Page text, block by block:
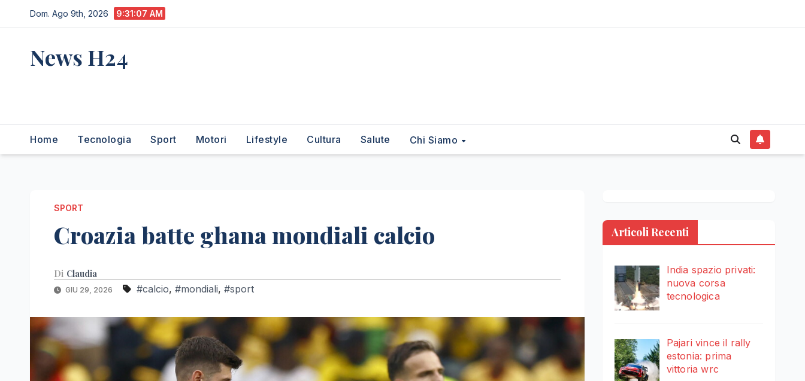
al
Dom. Ago 9th, 2026 9:31:08 AM
News H24
Home Tecnologia Sport Motori Lifestyle Cultura Salute Chi Siamo
SPORT
Croazia batte ghana mondiali calcio
Di Claudia
GIU 29, 2026 #calcio, #mondiali, #sport
Articoli Recenti
India spazio privati:
nuova corsa
tecnologica
Pajari vince il rally
estonia: prima
vittoria wrc